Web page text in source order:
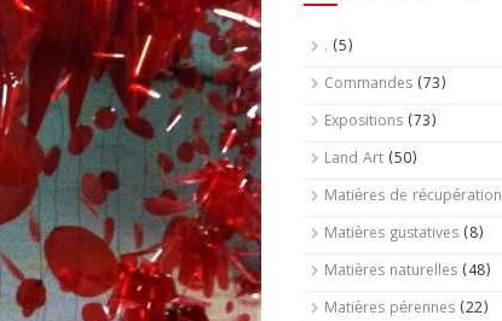
. (5)
Commandes (73)
Expositions (73)
Land Art (50)
Matières de récupération
Matières gustatives (8)
Matières naturelles (48)
Matières pérennes (22)